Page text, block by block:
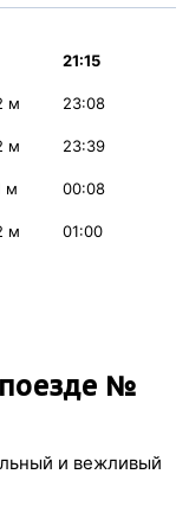
21:15
м 23:08
м 23:39
м 00:08
м 01:00
№
и вежливый